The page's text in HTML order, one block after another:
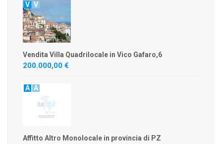
V V
Vendita Villa Quadrilocale in Vico Gafaro,6
200.000,00 €
A A
Affitto Altro Monolocale in provincia di PZ